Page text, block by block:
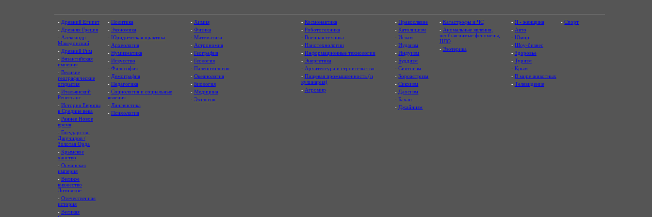
- Древний Египет
- Древняя Греция
- Александр
Македонский
- Древний Рим
- Византийская
империя
- Великие
географические
открытия
- Итальянский
Ренессанс
- История Европы
в Средние века
- Раннее Новое
время
- Государство
Джучидов /
Золотая Орда
- Крымское
ханство
- Османская
империя
- Великое
княжество
Литовское
- Отечественная
история
- Великая
- Политика
- Экономика
- Юридическая практика
- Археология
- Нумизматика
- Искусство
- Философия
- Демография
- Педагогика
- Социология и социальные
явления
- Лингвистика
- Психология
- Химия
- Физика
- Математика
- Астрономия
- География
- Геология
- Палеонтология
- Океанология
- Биология
- Медицина
- Экология
- Космонавтика
- Робототехника
- Военная техника
- Нанотехнологии
- Информационные технологии
- Энергетика
- Архитектура и строительство
- Пищевая промышленность (и
кулинария)
- Агромир
-Православие
-Католицизм
-Ислам
-Иудаизм
-Индуизм
-Буддизм
-Синтоизм
-Зороастризм
-Сикхизм
- Даосизм
-Бахаи
- Джайнизм
- Катастрофы и ЧС
- Аномальные явления,
необъяснимые феномены,
НЛО
- Эзотерика
- Я - женщина
- Авто
- Юмор
- Шоу-бизнес
- Здоровье
- Туризм
- Крым
- В мире животных
- Телевидение
-Спорт